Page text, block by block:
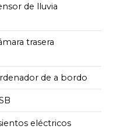
de lluvia
trasera
de a bordo
eléctricos